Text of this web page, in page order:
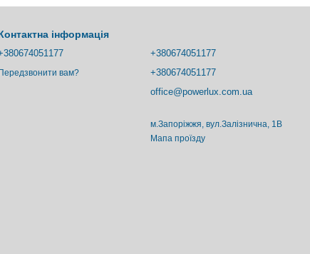
інформація
вам?
+380674051177
+380674051177
office@powerlux.com.ua
м.Запоріжжя, вул.Залізнична, 1В
Мапа проїзду